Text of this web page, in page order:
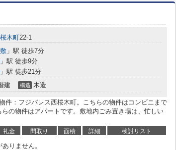
木町22-1
」駅 徒歩7分
」駅 徒歩9分
」駅 徒歩21分
建 構造 木造
件：フジパレス西桜木町。こちらの物件はコンビニまで
の物件はアパートです。敷地内ごみ置き場は、忙しい
礼金 間取り 面積 詳細 検討リスト
りません。